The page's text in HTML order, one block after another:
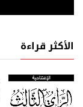
الأكثر قراءة